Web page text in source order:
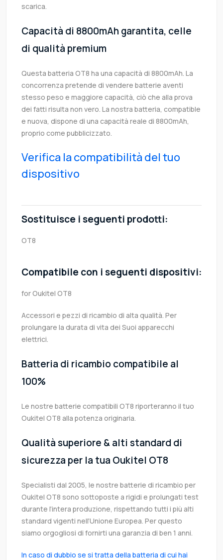
scarica.
Capacità di 8800mAh garantita, celle
di qualità premium
Questa batteria OT8 ha una capacità di 8800mAh. La
concorrenza pretende di vendere batterie aventi
stesso peso e maggiore capacità, ciò che alla prova
dei fatti risulta non vero. La nostra batteria, compatible
e nuova, dispone di una capacità reale di 8800mAh,
proprio come pubblicizzato.
Verifica la compatibilità del tuo
dispositivo
Sostituisce i seguenti prodotti:
OT8
Compatibile con i seguenti dispositivi:
for Oukitel OT8
Accessori e pezzi di ricambio di alta qualità. Per
prolungare la durata di vita dei Suoi apparecchi
elettrici.
Batteria di ricambio compatibile al
100%
Le nostre batterie compatibili OT8 riporteranno il tuo
Oukitel OT8 alla potenza originaria.
Qualità superiore & alti standard di
sicurezza per la tua Oukitel OT8
Specialisti dal 2005, le nostre batterie di ricambio per
Oukitel OT8 sono sottoposte a rigidi e prolungati test
durante l’intera produzione, rispettando tutti i più alti
standard vigenti nell’Unione Europea. Per questo
siamo orgogliosi di fornirti una garanzia di ben 1 anni.
In caso di dubbio se si tratta della batteria di cui hai